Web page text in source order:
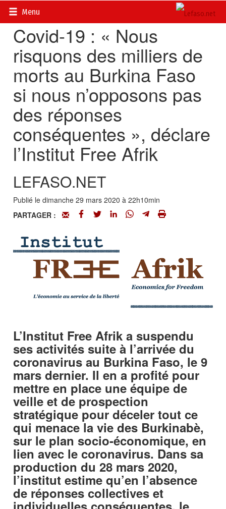
Menu
Accueil>
Covid-19 : « Nous
risquons des milliers de
morts au Burkina Faso
si nous n’opposons pas
des réponses
conséquentes », déclare
l’Institut Free Afrik
LEFASO.NET
Publié le dimanche 29 mars 2020 à 22h10min
PARTAGER :
L’Institut Free Afrik a suspendu
ses activités suite à l’arrivée du
coronavirus au Burkina Faso, le 9
mars dernier. Il en a profité pour
mettre en place une équipe de
veille et de prospection
stratégique pour déceler tout ce
qui menace la vie des Burkinabè,
sur le plan socio-économique, en
lien avec le coronavirus. Dans sa
production du 28 mars 2020,
l’institut estime qu’en l’absence
de réponses collectives et